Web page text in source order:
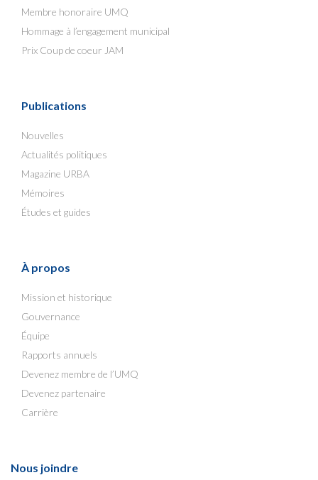
Membre honoraire UMQ
Hommage à l’engagement municipal
Prix Coup de coeur JAM
Publications
Nouvelles
Actualités politiques
Magazine URBA
Mémoires
Études et guides
À propos
Mission et historique
Gouvernance
Équipe
Rapports annuels
Devenez membre de l’UMQ
Devenez partenaire
Carrière
Nous joindre